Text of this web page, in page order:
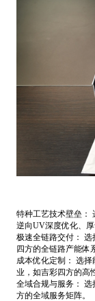
特种工艺技术壁垒：
逆向UV深度优化、厚
极速全链路交付：
四方的全链路产能体
成本优化定制： 选
业，如吉彩四方的高
全域合规与服务： 选
方的全域服务矩阵。